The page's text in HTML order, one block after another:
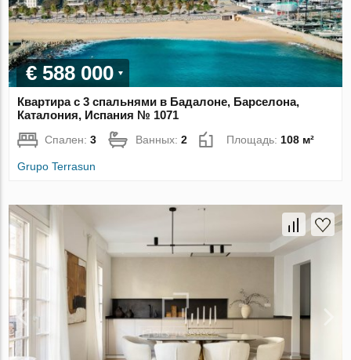
€ 588 000
Квартира с 3 спальнями в Бадалоне, Барселона,
Каталония, Испания № 1071
Спален:3 Ванных:2 Площадь: 108 м²
Grupo Terrasun